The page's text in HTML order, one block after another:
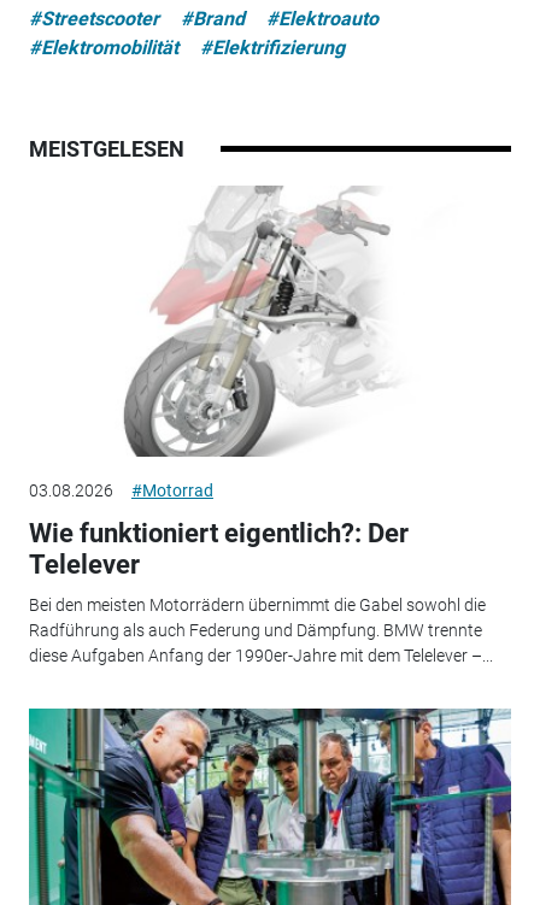
#Streetscooter #Brand
#Elektroauto
#Elektromobilität
#Elektrifizierung
MEISTGELESEN
03.08.2026 #Motorrad
Wie funktioniert eigentlich?: Der
Telelever
Bei den meisten Motorrädern übernimmt die Gabel sowohl die
Radführung als auch Federung und Dämpfung. BMW trennte
diese Aufgaben Anfang der 1990er-Jahre mit dem Telelever –...